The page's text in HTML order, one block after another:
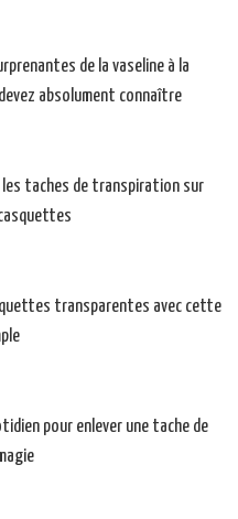
de la vaseline à la
absolument connaître
les taches de transpiration sur
transparentes avec cette
pour enlever une tache de